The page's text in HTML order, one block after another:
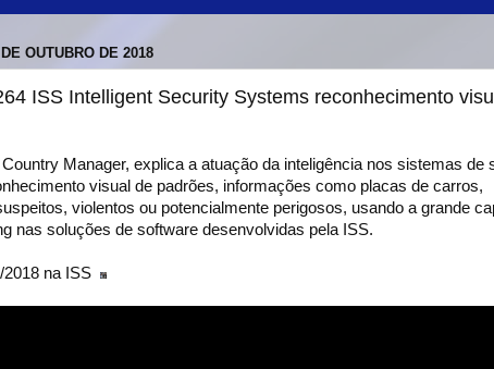
OUTUBRO DE 2018
ISS Intelligent Security Systems reconhecimento
Manager, explica a atuação da inteligência nos sistemas de
visual de padrões, informações como placas de carros,
violentos ou potencialmente perigosos, usando a grande
nas soluções de software desenvolvidas pela ISS.
na ISS